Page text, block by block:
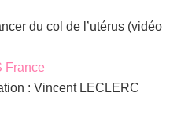
du col de l’utérus (vidéo
France
: Vincent LECLERC